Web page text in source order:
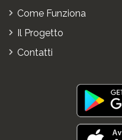
Come Funziona
Il Progetto
Contatti